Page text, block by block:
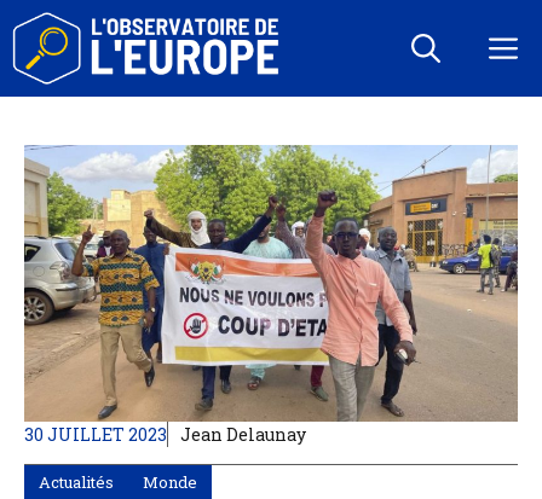
Aller
contenu
30 JUILLET 2023 Jean Delaunay
Actualités Monde